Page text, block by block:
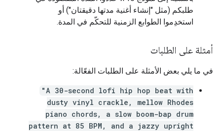
طلبكم (مثل "إنشاء أغنية مدتها دقيقتان") أو
استخدِموا الطوابع الزمنية للتحكّم في المدة.
أمثلة على الطلبات
في ما يلي بعض الأمثلة على الطلبات الفعّالة:
"A 30-second lofi hip hop beat with
dusty vinyl crackle, mellow Rhodes
piano chords, a slow boom-bap drum
pattern at 85 BPM, and a jazzy upright